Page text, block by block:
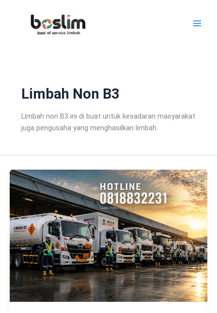
Limbah Non B3
Limbah non B3 ini di buat untuk kesadaran masyarakat
juga pengusaha yang menghasilkan limbah.